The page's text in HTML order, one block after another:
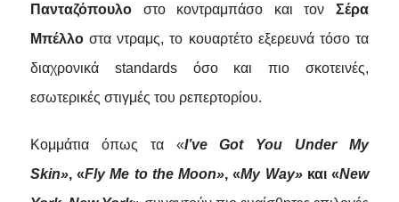
Πανταζόπουλοστο κοντραμπάσο και τονΣέρα
Μπέλλοστα ντραμς, το κουαρτέτο εξερευνά τόσο τα
διαχρονικά standardsόσο και πιο σκοτεινές,
εσωτερικές στιγμές του ρεπερτορίου.
Κομμάτια όπως τα «I’ve Got You Under My
Skin»,«Fly Me to the Moon»,«My Way» και «New